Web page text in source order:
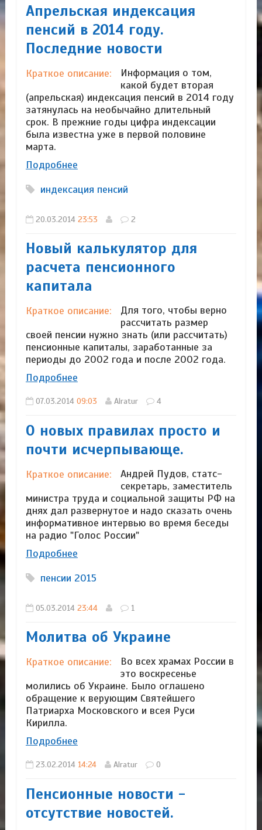
Апрельская индексация
пенсий в 2014 году.
Последние новости
Краткое описание:
Информация о том,
какой будет вторая
(апрельская) индексация пенсий в 2014 году
затянулась на необычайно длительный
срок. В прежние годы цифра индексации
была известна уже в первой половине
марта.
Подробнее
индексация пенсий
20.03.2014 23:53 2
Новый калькулятор для
расчета пенсионного
капитала
Краткое описание:
Для того, чтобы верно
рассчитать размер
своей пенсии нужно знать (или рассчитать)
пенсионные капиталы, заработанные за
периоды до 2002 года и после 2002 года.
Подробнее
07.03.2014 09:03 Alratur 4
О новых правилах просто и
почти исчерпывающе.
Краткое описание:
Андрей Пудов, статс-
секретарь, заместитель
министра труда и социальной защиты РФ на
днях дал развернутое и надо сказать очень
информативное интервью во время беседы
на радио "Голос России"
Подробнее
пенсии 2015
05.03.2014 23:44 1
Молитва об Украине
Краткое описание:
Во всех храмах России в
это воскресенье
молились об Украине. Было оглашено
обращение к верующим Святейшего
Патриарха Московского и всея Руси
Кирилла.
Подробнее
23.02.2014 14:24 Alratur 0
Пенсионные новости -
отсутствие новостей.